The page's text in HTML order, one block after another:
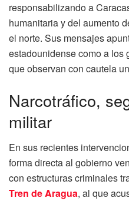
responsabilizando a
humanitaria y del aumento
el norte. Sus mensajes
estadounidense como a los
que observan con cautela
Narcotráfico,
militar
En sus recientes
forma directa al gobierno
con estructuras criminales
Tren de Aragua, al que